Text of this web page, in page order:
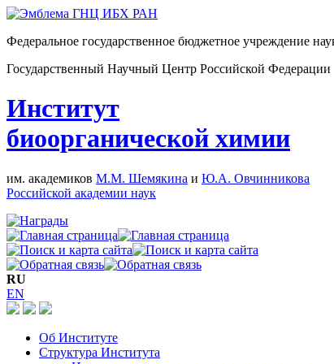
Федеральное государственное бюджетное учреждение
Государственный Научный Центр Российской Федерации
Институт
биоорганической химии
им. академиков М.М. Шемякина и Ю.А. Овчинникова
Российской академии наук
RU
EN
Об Институте
Структура Института